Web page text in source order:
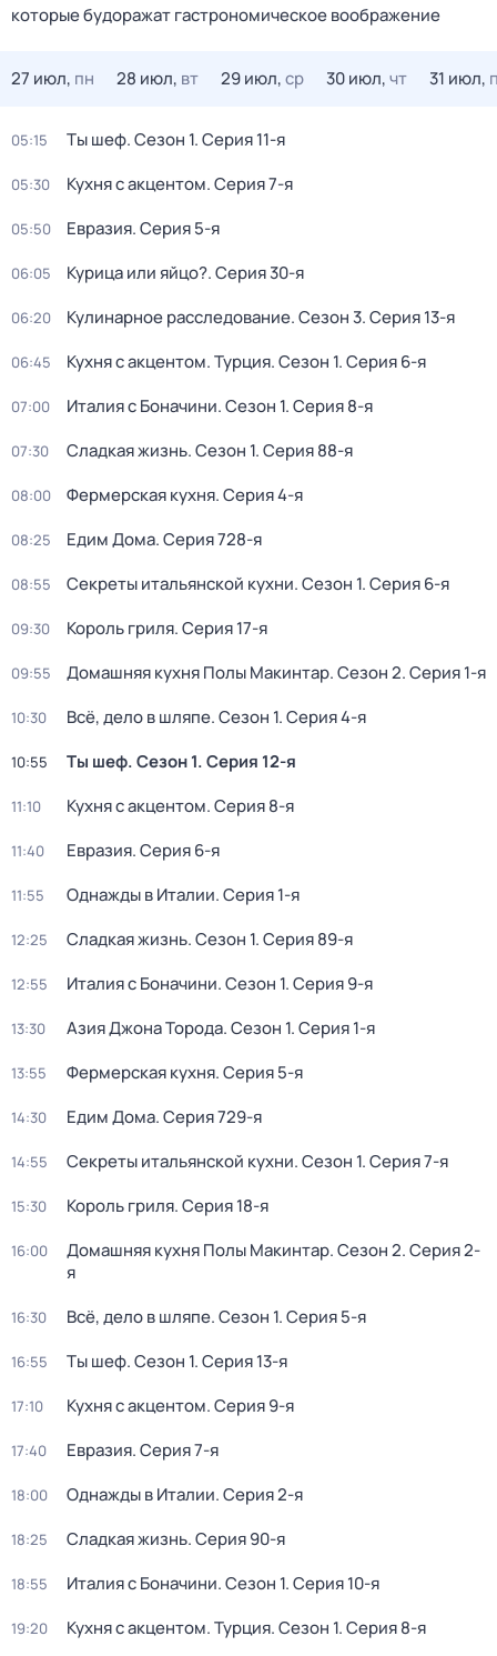
которые будоражат гастрономическое воображение
27 июл, пн 28 июл, вт 29 июл,ср 30 июл,чт 31 июл,
05:15 Ты шеф. Сезон 1. Серия 11-я
05:30 Кухня с акцентом. Серия 7-я
05:50 Евразия. Серия 5-я
06:05 Курица или яйцо?. Серия 30-я
06:20 Кулинарное расследование. Сезон 3. Серия 13-я
06:45 Кухня с акцентом. Турция. Сезон 1. Серия 6-я
07:00 Италия с Боначини. Сезон 1. Серия 8-я
07:30 Сладкая жизнь. Сезон 1. Серия 88-я
08:00 Фермерская кухня. Серия 4-я
08:25 Едим Дома. Серия 728-я
08:55 Секреты итальянской кухни. Сезон 1. Серия 6-я
09:30 Король гриля. Серия 17-я
09:55 Домашняя кухня Полы Макинтар. Сезон 2. Серия 1-я
10:30 Всё, дело в шляпе. Сезон 1. Серия 4-я
10:55 Ты шеф. Сезон 1. Серия 12-я
11:10 Кухня с акцентом. Серия 8-я
11:40 Евразия. Серия 6-я
11:55 Однажды в Италии. Серия 1-я
12:25 Сладкая жизнь. Сезон 1. Серия 89-я
12:55 Италия с Боначини. Сезон 1. Серия 9-я
13:30 Азия Джона Торода. Сезон 1. Серия 1-я
13:55 Фермерская кухня. Серия 5-я
14:30 Едим Дома. Серия 729-я
14:55 Секреты итальянской кухни. Сезон 1. Серия 7-я
15:30 Король гриля. Серия 18-я
16:00 Домашняя кухня Полы Макинтар. Сезон 2. Серия 2-
я
16:30 Всё, дело в шляпе. Сезон 1. Серия 5-я
16:55 Ты шеф. Сезон 1. Серия 13-я
17:10 Кухня с акцентом. Серия 9-я
17:40 Евразия. Серия 7-я
18:00 Однажды в Италии. Серия 2-я
18:25 Сладкая жизнь. Серия 90-я
18:55 Италия с Боначини. Сезон 1. Серия 10-я
19:20 Кухня с акцентом. Турция. Сезон 1. Серия 8-я